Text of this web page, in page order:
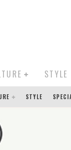
STYLE
STYLE